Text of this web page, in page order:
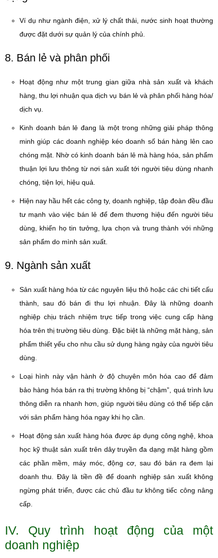
Ví dụ như ngành điện, xử lý chất thải, nước sinh hoạt thường
được đặt dưới sự quản lý của chính phủ.
8. Bán lẻ và phân phối
Hoạt động như một trung gian giữa nhà sản xuất và khách
hàng, thu lợi nhuận qua dịch vụ bán lẻ và phân phối hàng hóa/
dịch vụ.
Kinh doanh bán lẻ đang là một trong những giải pháp thông
minh giúp các doanh nghiệp kéo doanh số bán hàng lên cao
chóng mặt. Nhờ có kinh doanh bán lẻ mà hàng hóa, sản phẩm
thuận lợi lưu thông từ nơi sản xuất tới người tiêu dùng nhanh
chóng, tiện lợi, hiệu quả.
Hiện nay hầu hết các công ty, doanh nghiệp, tập đoàn đều đầu
tư mạnh vào việc bán lẻ để đem thương hiệu đến người tiêu
dùng, khiến họ tin tưởng, lựa chọn và trung thành với những
sản phẩm do mình sản xuất.
9. Ngành sản xuất
Sản xuất hàng hóa từ các nguyên liệu thô hoặc các chi tiết cấu
thành, sau đó bán đi thu lợi nhuận. Đây là những doanh
nghiệp chịu trách nhiệm trực tiếp trong việc cung cấp hàng
hóa trên thị trường tiêu dùng. Đặc biệt là những mặt hàng, sản
phẩm thiết yếu cho nhu cầu sử dụng hàng ngày của người tiêu
dùng.
Loại hình này vận hành ở độ chuyên môn hóa cao để đảm
bảo hàng hóa bán ra thị trường không bị “chậm”, quá trình lưu
thông diễn ra nhanh hơn, giúp người tiêu dùng có thể tiếp cận
với sản phẩm hàng hóa ngay khi họ cần.
Hoạt động sản xuất hàng hóa được áp dụng công nghệ, khoa
học kỹ thuật sản xuất trên dây truyền đa dạng mặt hàng gồm
các phần mềm, máy móc, động cơ, sau đó bán ra đem lại
doanh thu. Đây là tiền đề để doanh nghiệp sản xuất không
ngừng phát triển, được các chủ đầu tư không tiếc công nâng
cấp.
IV. Quy trình hoạt động của một
doanh nghiệp